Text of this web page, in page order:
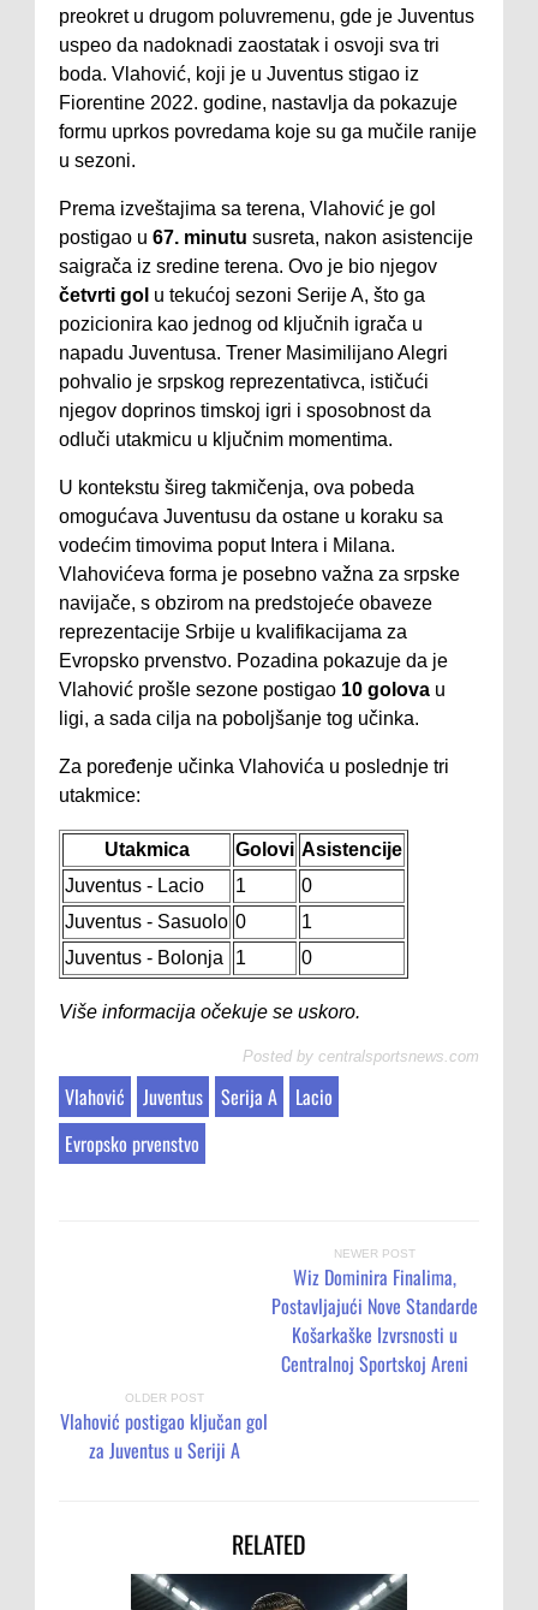
preokret u drugom poluvremenu, gde je Juventus
uspeo da nadoknadi zaostatak i osvoji sva tri
boda. Vlahović, koji je u Juventus stigao iz
Fiorentine 2022. godine, nastavlja da pokazuje
formu uprkos povredama koje su ga mučile ranije
u sezoni.
Prema izveštajima sa terena, Vlahović je gol
postigao u 67. minutu susreta, nakon asistencije
saigrača iz sredine terena. Ovo je bio njegov
četvrti gol u tekućoj sezoni Serije A, što ga
pozicionira kao jednog od ključnih igrača u
napadu Juventusa. Trener Masimilijano Alegri
pohvalio je srpskog reprezentativca, ističući
njegov doprinos timskoj igri i sposobnost da
odluči utakmicu u ključnim momentima.
U kontekstu šireg takmičenja, ova pobeda
omogućava Juventusu da ostane u koraku sa
vodećim timovima poput Intera i Milana.
Vlahovićeva forma je posebno važna za srpske
navijače, s obzirom na predstojeće obaveze
reprezentacije Srbije u kvalifikacijama za
Evropsko prvenstvo. Pozadina pokazuje da je
Vlahović prošle sezone postigao 10 golova u
ligi, a sada cilja na poboljšanje tog učinka.
Za poređenje učinka Vlahovića u poslednje tri
utakmice:
Utakmica Golovi Asistencije
Juventus - Lacio
1
0
Juventus - Sasuolo 0
1
Juventus - Bolonja
1 0
Više informacija očekuje se uskoro.
Posted by centralsportsnews.com
Vlahović Juventus Serija A
Lacio
Evropsko prvenstvo
NEWER POST
Wiz Dominira Finalima,
Postavljajući Nove Standarde
Košarkaške Izvrsnosti u
Centralnoj Sportskoj Areni
OLDER POST
Vlahović postigao ključan gol
za Juventus u Seriji A
RELATED